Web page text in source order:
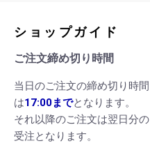
ショップガイド
ご注文締め切り時間
当日のご注文の締め切り時間
は17:00までとなります。
それ以降のご注文は翌日分の
受注となります。